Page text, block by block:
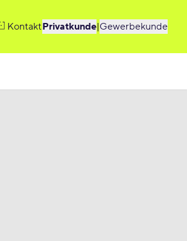
KontaktPrivatkunde|Gewerbekunde